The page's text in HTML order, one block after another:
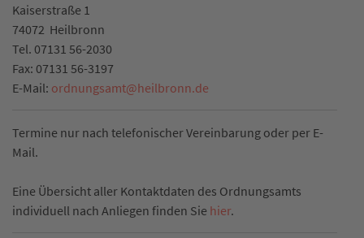
Kaiserstraße 1
74072 Heilbronn
Tel. 07131 56-2030
Fax: 07131 56-3197
E-Mail: ordnungsamt@heilbronn.de
Termine nur nach telefonischer Vereinbarung oder per E-
Mail.
Eine Übersicht aller Kontaktdaten des Ordnungsamts
individuell nach Anliegen finden Sie hier.